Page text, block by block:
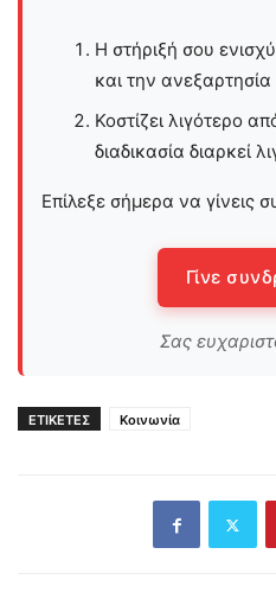
Η στήριξή σου
και την
Κοστίζει λιγότερο
διαδικασία διαρκεί
Επίλεξε σήμερα να γίνεις
Γίνε
Σας
ΕΤΙΚΕΤΕΣ Κοινωνία